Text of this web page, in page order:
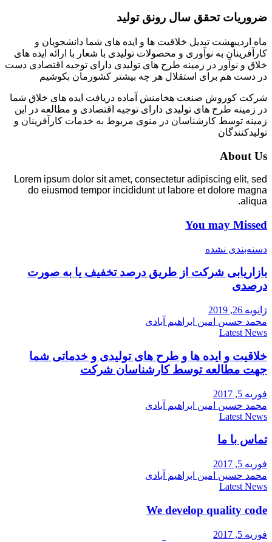
ضروریات تحقق سال رونق تولید
ماه اردیبهشت تبدیل خلاقیت ها و ایده های شما دانشجویان و
کارآفرینان به نوآوری و محصولات تولیدی با شعار با ارائه ایده های
خلاق و نوآور در زمینه طرح های تولیدی دارای توجیه اقتصادی دست
در دست هم برای استقلال هر چه بیشتر کشورمان بکوشیم
شرکت کوروش صنعت هخامنش آماده دریافت ایده های خلاق شما
در زمینه طرح های تولیدی دارای توجیه اقتصادی و مطالعه در این
زمینه توسط کارشناسان در منوی مربوط به خدمات کارآفرینان و
تولیدکنندگان
About Us
Lorem ipsum dolor sit amet, consectetur adipiscing elit, sed
do eiusmod tempor incididunt ut labore et dolore magna
aliqua.
You may Missed
دسته‌بندی نشده
بازاریابی شرکت از طریق درصد تخفیف یا به صورت
درصدی
ژانویه 26, 2019
محمد حسین امین ابراهیم آبادی
Latest News
خلاقیت و ایده ها و طرح های تولیدی و خدماتی شما
جهت مطالعه توسط کارشناسان شرکت
فوریه 5, 2017
محمد حسین امین ابراهیم آبادی
Latest News
تماس با ما
فوریه 5, 2017
محمد حسین امین ابراهیم آبادی
Latest News
We develop quality code
فوریه 5, 2017